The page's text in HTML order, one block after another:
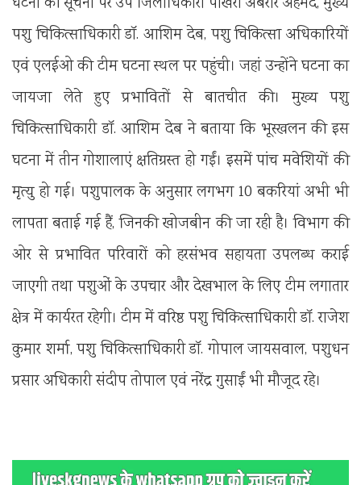
पशु चिकित्साधिकारी डॉ. आशिम देब, पशु चिकित्सा अधिकारियों
एवं एलईओ की टीम घटना स्थल पर पहुंची। जहां उन्होंने घटना का
जायजा लेते हुए प्रभावितों से बातचीत की। मुख्य पशु
चिकित्साधिकारी डॉ. आशिम देब ने बताया कि भूस्खलन की इस
घटना में तीन गोशालाएं क्षतिग्रस्त हो गईं। इसमें पांच मवेशियों की
मृत्यु हो गई। पशुपालक के अनुसार लगभग 10 बकरियां अभी भी
लापता बताई गई हैं, जिनकी खोजबीन की जा रही है। विभाग की
ओर से प्रभावित परिवारों को हरसंभव सहायता उपलब्ध कराई
जाएगी तथा पशुओं के उपचार और देखभाल के लिए टीम लगातार
क्षेत्र में कार्यरत रहेगी। टीम में वरिष्ठ पशु चिकित्साधिकारी डॉ. राजेश
कुमार शर्मा, पशु चिकित्साधिकारी डॉ. गोपाल जायसवाल, पशुधन
प्रसार अधिकारी संदीप तोपाल एवं नरेंद्र गुसाईं भी मौजूद रहे।